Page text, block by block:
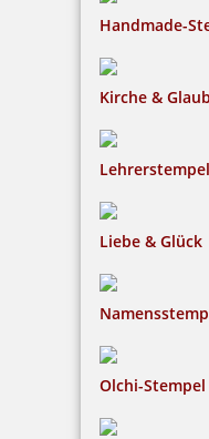
Handmade-
Kirche &
Lehrerstempel
Liebe & Glück
Olchi-Stempel